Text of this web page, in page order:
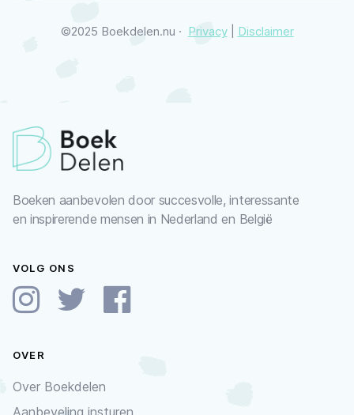
©2025 Boekdelen.nu · Privacy| Disclaimer
Boeken aanbevolen door succesvolle, interessante
en inspirerende mensen in Nederland en België
VOLG ONS
OVER
Over Boekdelen
Aanbeveling insturen